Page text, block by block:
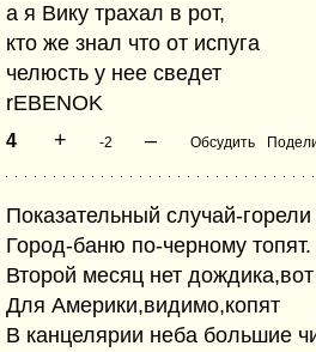
а я Вику трахал в рот,
кто же знал что от испуга
челюсть у нее сведет
rEBENOK
4 + -2 – Обсудить
Показательный случай-
Город-баню по-черному топят.
Второй месяц нет
Для Америки,видимо,копят
В канцелярии неба большие